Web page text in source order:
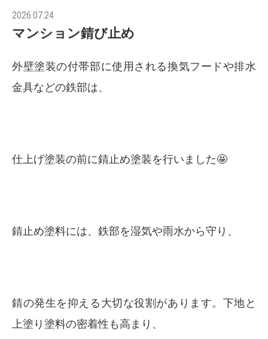
2026.07.24
マンション錆び止め
外壁塗装の付帯部に使用される換気フードや排水
金具などの鉄部は、
仕上げ塗装の前に錆止め塗装を行いました🤩
錆止め塗料には、鉄部を湿気や雨水から守り、
錆の発生を抑える大切な役割があります。下地と
上塗り塗料の密着性も高まり、